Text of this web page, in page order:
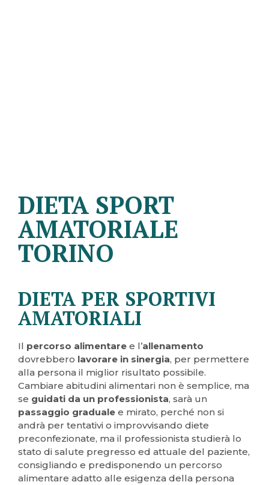
DIETA SPORT
AMATORIALE
TORINO
DIETA PER SPORTIVI
AMATORIALI
Il percorso alimentare e l’allenamento
dovrebbero lavorare in sinergia, per permettere
alla persona il miglior risultato possibile.
Cambiare abitudini alimentari non è semplice, ma
se guidati da un professionista, sarà un
passaggio graduale e mirato, perché non si
andrà per tentativi o improvvisando diete
preconfezionate, ma il professionista studierà lo
stato di salute pregresso ed attuale del paziente,
consigliando e predisponendo un percorso
alimentare adatto alle esigenza della persona